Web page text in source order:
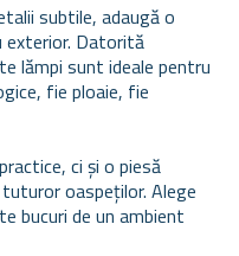
subtile, adaugă o
exterior. Datorită
lămpi sunt ideale pentru
fie ploaie, fie
ci și o piesă
oaspeților. Alege
bucuri de un ambient